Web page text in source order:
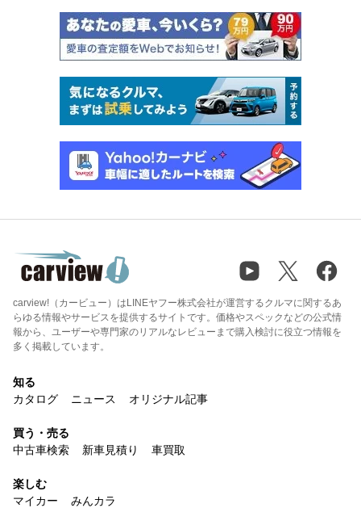
carview!（カービュー）はLINEヤフー株式会社が運営するクルマに関するあ
らゆる情報やサービスを提供するサイトです。価格やスペックなどの公式情
報から、ユーザーや専門家のリアルなレビューまで購入検討に役立つ情報を
多く掲載しています。
知る
カタログ
ニュース オリジナル記事
買う・売る
中古車検索
新車見積り 車買取
楽しむ
マイカー
みんカラ